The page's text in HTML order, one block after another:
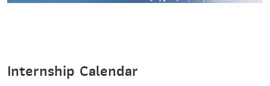
Internship Calendar